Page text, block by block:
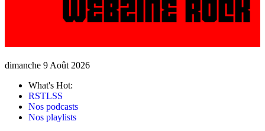
dimanche 9 Août 2026
What's Hot:
RSTLSS
Nos podcasts
Nos playlists